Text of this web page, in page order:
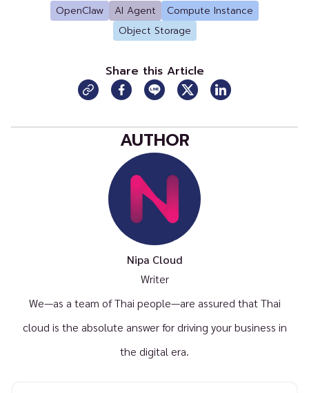
OpenClaw AI Agent
Compute Instance
Object Storage
Share this Article
AUTHOR
Nipa Cloud
Writer
We—as a team of Thai people—are assured that Thai
cloud is the absolute answer for driving your business in
the digital era.